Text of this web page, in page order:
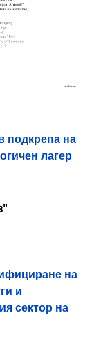
подкрепа на
лагер
на
и
сектор на